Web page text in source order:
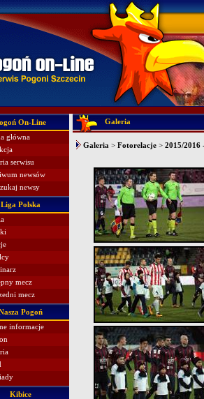
On-Line
główna
serwisu
newsów
newsy
Liga Polska
mecz
mecz
Pogoń
informacje
Kibice
Galeria
Galeria > Fotorelacje > 2015/2016